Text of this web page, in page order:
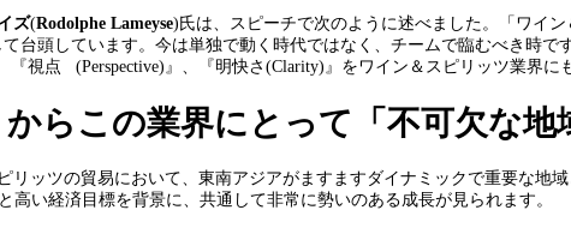
ズ(Rodolphe Lameyse)氏は、スピーチで次のように述べました。「ワイ
台頭しています。今は単独で動く時代ではなく、チームで臨むべき時
視点 (Perspective)』、『明快さ(Clarity)』をワイン＆スピリッツ業界に
らこの業界にとって「不可欠な地
リッツの貿易において、東南アジアがますますダイナミックで重要な
高い経済目標を背景に、共通して非常に勢いのある成長が見られます。